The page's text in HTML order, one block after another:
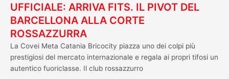
UFFICIALE: ARRIVA FITS. IL PIVOT DEL
BARCELLONA ALLA CORTE
ROSSAZZURRA
La Covei Meta Catania Bricocity piazza uno dei colpi più
prestigiosi del mercato internazionale e regala ai propri tifosi un
autentico fuoriclasse. Il club rossazzurro